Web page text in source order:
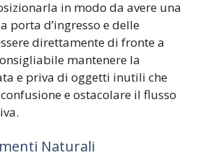
in modo da avere una
porta d’ingresso e delle
direttamente di fronte a
mantenere la
e priva di oggetti inutili che
e ostacolare il flusso
Naturali